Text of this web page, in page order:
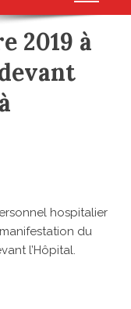
2019 à
hospitalier
du
l’Hôpital.